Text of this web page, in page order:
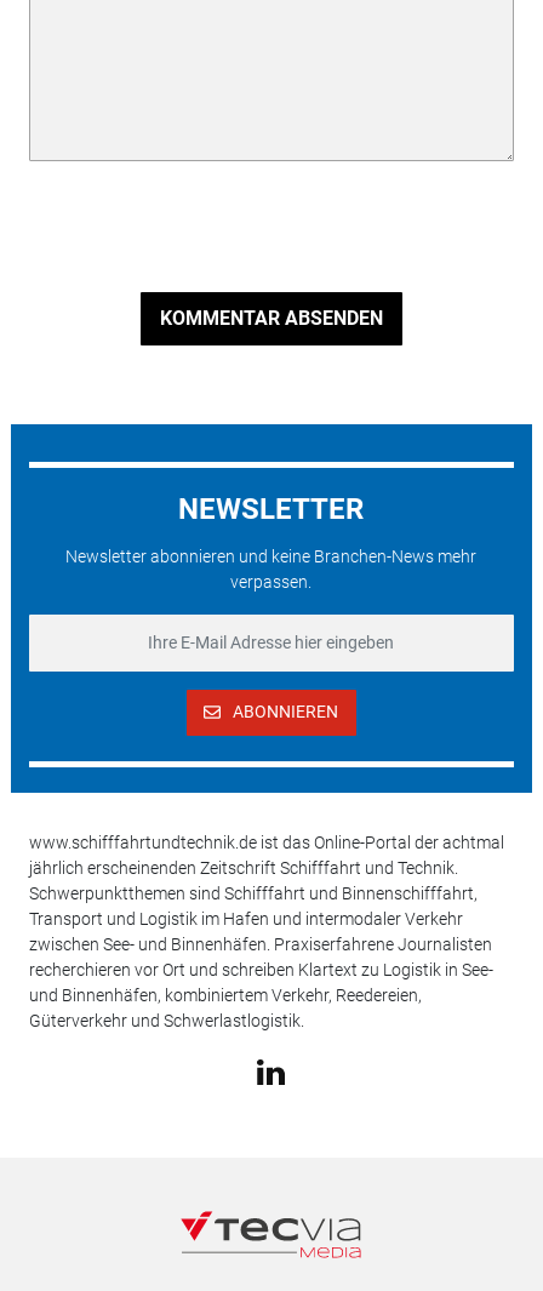
KOMMENTAR ABSENDEN
NEWSLETTER
Newsletter abonnieren und keine Branchen-News mehr
verpassen.
ABONNIEREN
www.schifffahrtundtechnik.de ist das Online-Portal der achtmal
jährlich erscheinenden Zeitschrift Schifffahrt und Technik.
Schwerpunktthemen sind Schifffahrt und Binnenschifffahrt,
Transport und Logistik im Hafen und intermodaler Verkehr
zwischen See- und Binnenhäfen. Praxiserfahrene Journalisten
recherchieren vor Ort und schreiben Klartext zu Logistik in See-
und Binnenhäfen, kombiniertem Verkehr, Reedereien,
Güterverkehr und Schwerlastlogistik.